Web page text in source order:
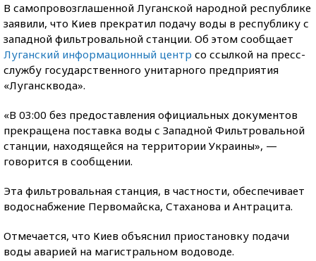
В самопровозглашенной Луганской народной республике
заявили, что Киев прекратил подачу воды в республику с
западной фильтровальной станции. Об этом сообщает
Луганский информационный центр со ссылкой на пресс-
службу государственного унитарного предприятия
«Лугансквода».
«В 03:00 без предоставления официальных документов
прекращена поставка воды с Западной Фильтровальной
станции, находящейся на территории Украины», —
говорится в сообщении.
Эта фильтровальная станция, в частности, обеспечивает
водоснабжение Первомайска, Стаханова и Антрацита.
Отмечается, что Киев объяснил приостановку подачи
воды аварией на магистральном водоводе.